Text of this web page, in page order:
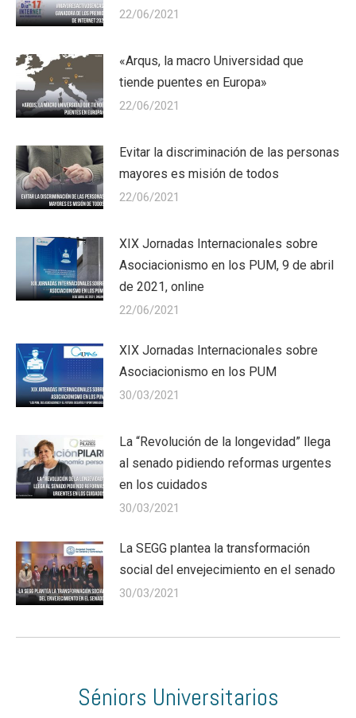
22/06/2021
«Arqus, la macro Universidad que
tiende puentes en Europa»
22/06/2021
Evitar la discriminación de las personas
mayores es misión de todos
22/06/2021
XIX Jornadas Internacionales sobre
Asociacionismo en los PUM, 9 de abril
de 2021, online
22/06/2021
XIX Jornadas Internacionales sobre
Asociacionismo en los PUM
30/03/2021
La “Revolución de la longevidad” llega
al senado pidiendo reformas urgentes
en los cuidados
30/03/2021
La SEGG plantea la transformación
social del envejecimiento en el senado
30/03/2021
Séniors Universitarios